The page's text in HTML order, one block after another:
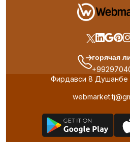
горячая
Фирдавси 8 Душанбе